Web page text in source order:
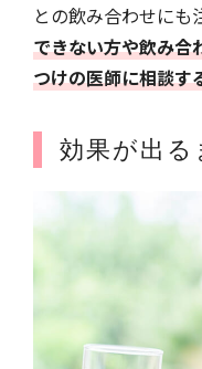
との飲み合わせにも
できない方や飲み合
つけの医師に相談す
効果が出る